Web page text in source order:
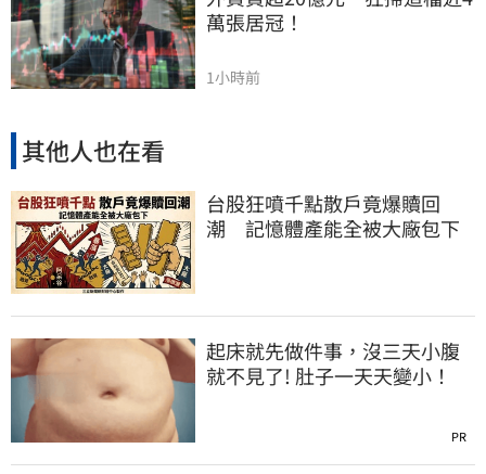
萬張居冠！
1小時前
其他人也在看
台股狂噴千點散戶竟爆贖回
潮 記憶體產能全被大廠包下
起床就先做件事，沒三天小腹
就不見了! 肚子一天天變小！
PR